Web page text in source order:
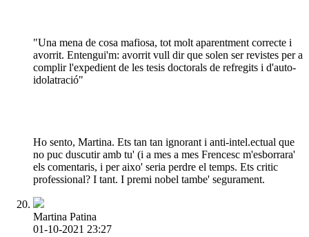
"Una mena de cosa mafiosa, tot molt aparentment correcte i
avorrit. Entengui'm: avorrit vull dir que solen ser revistes per a
complir l'expedient de les tesis doctorals de refregits i d'auto-
idolatració"
Ho sento, Martina. Ets tan tan ignorant i anti-intel.ectual que
no puc duscutir amb tu' (i a mes a mes Frencesc m'esborrara'
els comentaris, i per aixo' seria perdre el temps. Ets critic
professional? I tant. I premi nobel tambe' segurament.
Martina Patina
01-10-2021 23:27